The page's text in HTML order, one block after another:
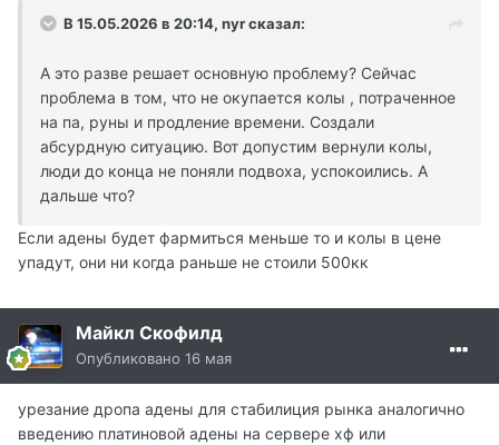
В 15.05.2026 в 20:14, nyrсказал:
А это разве решает основную проблему? Сейчас
проблема в том, что не окупается колы , потраченное
на па, руны и продление времени. Создали
абсурдную ситуацию. Вот допустим вернули колы,
люди до конца не поняли подвоха, успокоились. А
дальше что?
Если адены будет фармиться меньше то и колы в цене
упадут, они ни когда раньше не стоили 500кк
Майкл Скофилд
Опубликовано 16 мая
урезание дропа адены для стабилиция рынка аналогично
введению платиновой адены на сервере хф или